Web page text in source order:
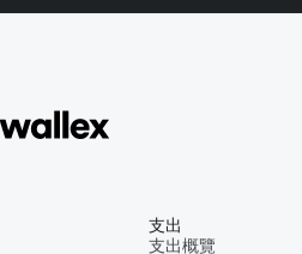
支出
支出概覽